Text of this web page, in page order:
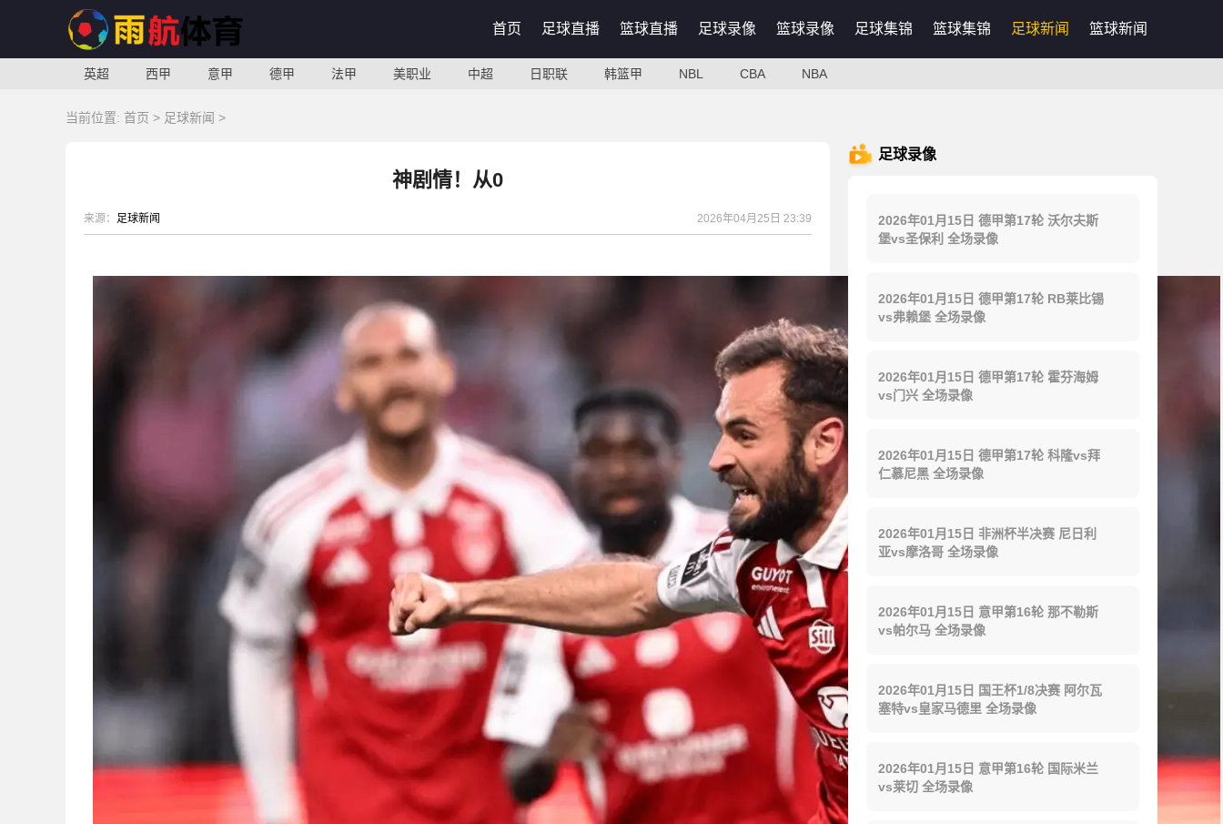
首页 足球直播 篮球直播 足球录像 篮球录像 足球集锦 篮球集锦 足球新闻 篮球新闻
英超 西甲 意甲 德甲 法甲 美职业 中超 日职联 韩篮甲 NBL CBA NBA
当前位置: 首页 > 足球新闻 >
神剧情！从0
来源： 足球新闻 2026年04月25日 23:39
足球录像
2026年01月15日 德甲第17轮 沃尔夫斯
堡vs圣保利 全场录像
2026年01月15日 德甲第17轮 RB莱比锡
vs弗赖堡 全场录像
2026年01月15日 德甲第17轮 霍芬海姆
vs门兴 全场录像
2026年01月15日 德甲第17轮 科隆vs拜
仁慕尼黑 全场录像
2026年01月15日 非洲杯半决赛 尼日利
亚vs摩洛哥 全场录像
2026年01月15日 意甲第16轮 那不勒斯
vs帕尔马 全场录像
2026年01月15日 国王杯1/8决赛 阿尔瓦
塞特vs皇家马德里 全场录像
2026年01月15日 意甲第16轮 国际米兰
vs莱切 全场录像